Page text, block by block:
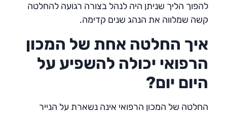
להפוך הליך שניתן היה לנהל בצורה רגועה להחלטה
קשה שמלווה את הנהג שנים קדימה.
איך החלטה אחת של המכון
הרפואי יכולה להשפיע על
היום יום?
החלטה של המכון הרפואי אינה נשארת על הנייר